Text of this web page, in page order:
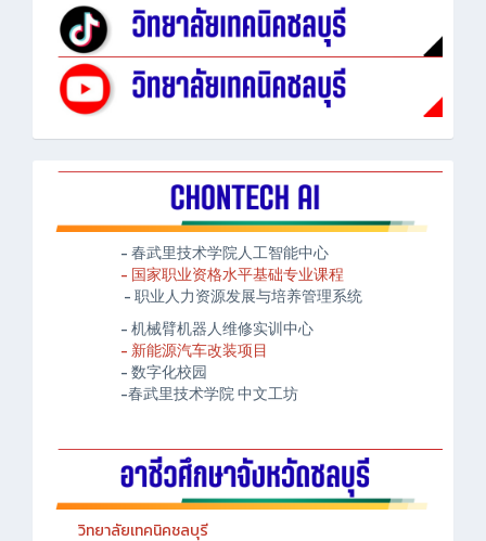
- 春武里技术学院人工智能中心
- 国家职业资格水平基础专业课程
- 职业人力资源发展与培养管理系统
- 机械臂机器人维修实训中心
- 新能源汽车改装项目
- 数字化校园